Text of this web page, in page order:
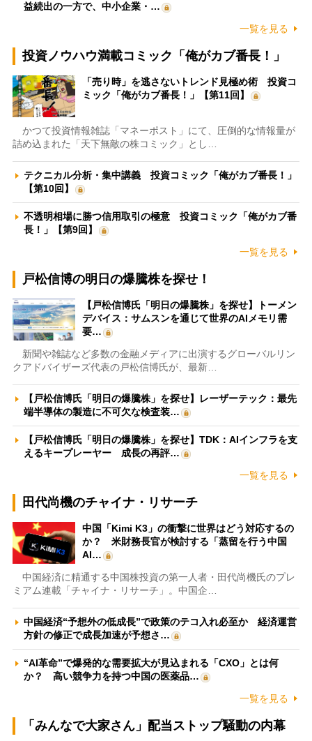
益続出の一方で、中小企業・…
一覧を見る
投資ノウハウ満載コミック「俺がカブ番長！」
「売り時」を逃さないトレンド見極め術 投資コ
ミック「俺がカブ番長！」【第11回】
かつて投資情報雑誌「マネーポスト」にて、圧倒的な情報量が
詰め込まれた「天下無敵の株コミック」とし…
テクニカル分析・集中講義 投資コミック「俺がカブ番長！」
【第10回】
不透明相場に勝つ信用取引の極意 投資コミック「俺がカブ番
長！」【第9回】
一覧を見る
戸松信博の明日の爆騰株を探せ！
【戸松信博氏「明日の爆騰株」を探せ】トーメン
デバイス：サムスンを通じて世界のAIメモリ需
要…
新聞や雑誌など多数の金融メディアに出演するグローバルリン
クアドバイザーズ代表の戸松信博氏が、最新…
【戸松信博氏「明日の爆騰株」を探せ】レーザーテック：最先
端半導体の製造に不可欠な検査装…
【戸松信博氏「明日の爆騰株」を探せ】TDK：AIインフラを支
えるキープレーヤー 成長の再評…
一覧を見る
田代尚機のチャイナ・リサーチ
中国「Kimi K3」の衝撃に世界はどう対応するの
か？ 米財務長官が検討する「蒸留を行う中国
AI…
中国経済に精通する中国株投資の第一人者・田代尚機氏のプレ
ミアム連載「チャイナ・リサーチ」。中国企…
中国経済“予想外の低成長”で政策のテコ入れ必至か 経済運営
方針の修正で成長加速が予想さ…
“AI革命”で爆発的な需要拡大が見込まれる「CXO」とは何
か？ 高い競争力を持つ中国の医薬品…
一覧を見る
「みんなで大家さん」配当ストップ騒動の内幕